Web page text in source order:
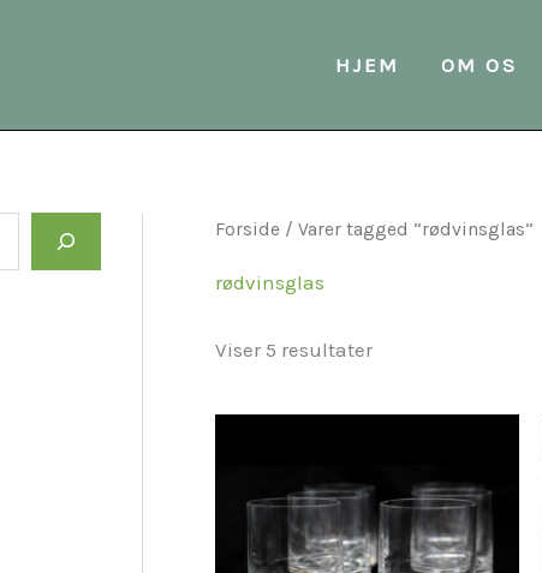
HJEM OM OS
Forside / Varer tagged “rødvinsglas”
rødvinsglas
Viser 5 resultater